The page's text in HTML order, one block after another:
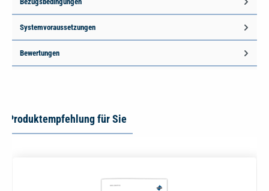
Systemvoraussetzungen
Bewertungen
Produktempfehlung für Sie